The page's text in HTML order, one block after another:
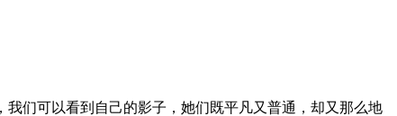
们可以看到自己的影子，她们既平凡又普通，却又那么地